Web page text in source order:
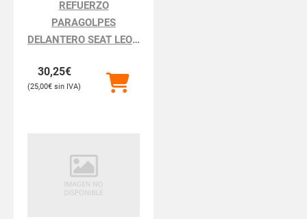
REFUERZO
PARAGOLPES
DELANTERO SEAT LEON
30,25€
25,00€